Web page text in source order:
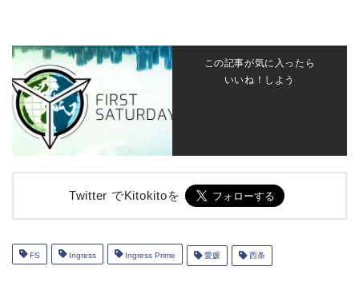
この記事が気に入ったら
いいね！しよう
Twitter でKitokitoを
FS Ingress Ingress Prime 愛媛 西条